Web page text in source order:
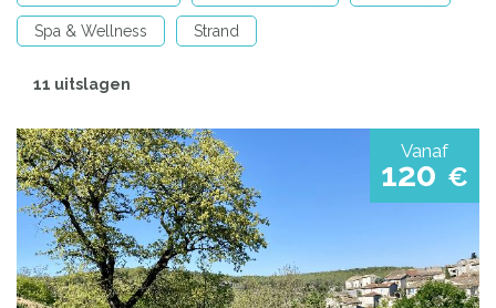
Spa & Wellness Strand
11 uitslagen
Vanaf
120 €